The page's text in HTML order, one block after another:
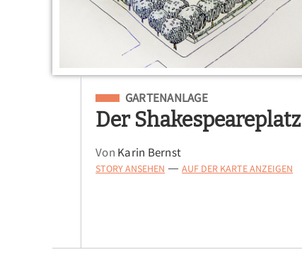
Eingeordnet unter
GARTENANLAGE
Der Shakespeareplatz
Von Karin Bernst
STORY ANSEHEN — AUF DER KARTE ANZEIGEN